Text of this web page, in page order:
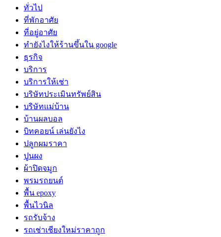
ทั่วไป
ที่พักอาศัย
ที่อยู่อาศัย
ทํายังไงให้ร้านขึ้นใน google
ธุรกิจ
บริการ
บริการให้เช่า
บริษัทประเมินทรัพย์สิน
บริษัทแม่บ้าน
บ้านผลบอล
บิทคอยน์ เล่นยังไง
ปลูกผมราคา
ปูนผง
ผ้าปิดจมูก
พรมรถยนต์
พื้น epoxy
พื้นไวนิล
รถรับจ้าง
รถเช่าเชียงใหม่ราคาถูก